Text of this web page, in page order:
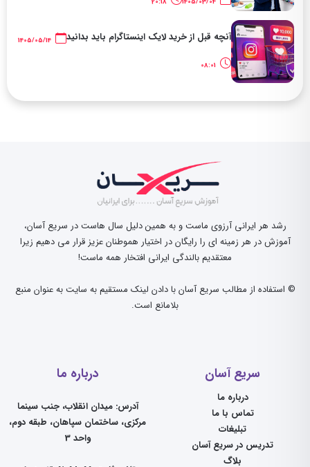
آنچه قبل از خرید لایک اینستاگرام باید بدانید
رشد هر ایرانی آرزوی ماست و به همین دلیل سال هاست در سریع آسان،
آموزش در هر زمینه ای را رایگان در اختیار هموطنان عزیز قرار می دهیم زیرا
معتقدیم بالندگی ایرانی افتخار همه ماست!
© استفاده از مطالب سریع آسان با دادن لینک مستقیم به سایت به عنوان منبع
بلامانع است.
سریع آسان
درباره ما
تماس با ما
تبلیغات
تدریس در سریع آسان
بلاگ
درباره ما
آدرس: میدان انقلاب، جنب سینما
مرکزی، ساختمان سپاهان، طبقه دوم،
واحد 3